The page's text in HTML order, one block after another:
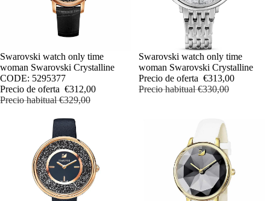
OFERTA
Swarovski watch only time
woman Swarovski Crystalline
CODE: 5295377
Precio de oferta €312,00
Precio habitual€329,00
OFERTA
Swarovski watch only time
woman Swarovski Crystalline
Precio de oferta €313,00
Precio habitual€330,00